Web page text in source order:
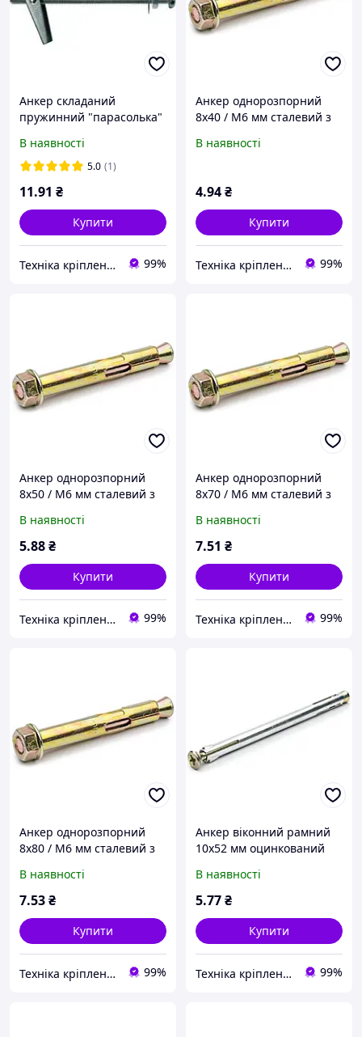
Анкер складаний
пружинний "парасолька"
В наявності
5.0 (1)
11.91 ₴
Купити
Техніка кріплення "Метрекс Київ" 99%
Анкер однорозпорний
8х40 / М6 мм сталевий з
В наявності
4.94₴
Купити
Техніка кріплення "Метрекс Київ" 99%
Анкер однорозпорний
8х50 / М6 мм сталевий з
В наявності
5.88₴
Купити
Техніка кріплення "Метрекс Київ" 99%
Анкер однорозпорний
8х70 / М6 мм сталевий з
В наявності
7.51 ₴
Купити
Техніка кріплення "Метрекс Київ" 99%
Анкер однорозпорний
8х80 / М6 мм сталевий з
В наявності
7.53₴
Купити
Техніка кріплення "Метрекс Київ" 99%
Анкер віконний рамний
10х52 мм оцинкований
В наявності
5.77₴
Купити
Техніка кріплення "Метрекс Київ" 99%